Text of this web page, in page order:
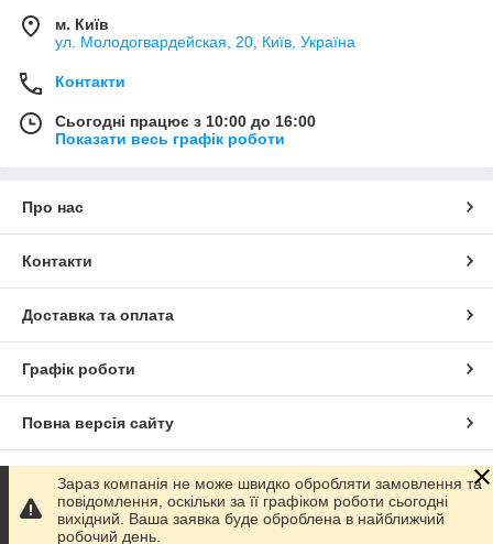
м. Київ
ул. Молодогвардейская, 20, Київ, Україна
Контакти
Сьогодні працює з 10:00 до 16:00
Показати весь графік роботи
Про нас
Контакти
Доставка та оплата
Графік роботи
Повна версія сайту
Сайт створено на маркетплейсіProm.ua
Політика конфіденційності
Зараз компанія не може швидко обробляти замовлення та
повідомлення, оскільки за її графіком роботи сьогодні
вихідний. Ваша заявка буде оброблена в найближчий
робочий день.